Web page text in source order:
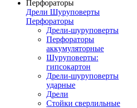
Дрели Шуруповерты
Перфораторы
Дрели-шуруповерты
Перфораторы
аккумуляторные
Шуруповерты:
гипсокартон
Дрели-шуруповерты
ударные
Дрели
Стойки сверлильные